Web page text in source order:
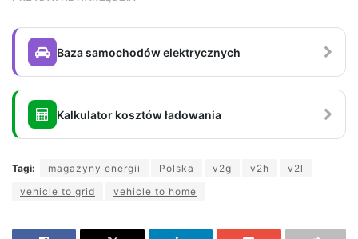
Baza samochodów elektrycznych
Kalkulator kosztów ładowania
Tagi: magazyny energii Polska v2g v2h
v2l
vehicle to grid
vehicle to home